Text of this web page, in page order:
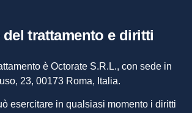
del trattamento e diritti
è Octorate S.R.L., con sede in
23, 00173 Roma, Italia.
esercitare in qualsiasi momento i diritti